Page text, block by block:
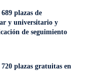
plazas de
y universitario y
de seguimiento
plazas gratuitas en